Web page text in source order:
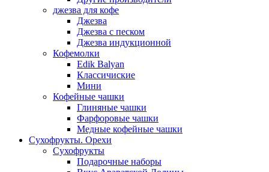
джезва для кофе
Джезва
Джезва с песком
Джезва индукционной
Кофемолки
Edik Balyan
Классичиские
Мини
Кофейные чашки
Глиняные чашки
Фарфоровые чашки
Медные кофейные чашки
Сухофрукты. Орехи
Сухофрукты
Подарочные наборы